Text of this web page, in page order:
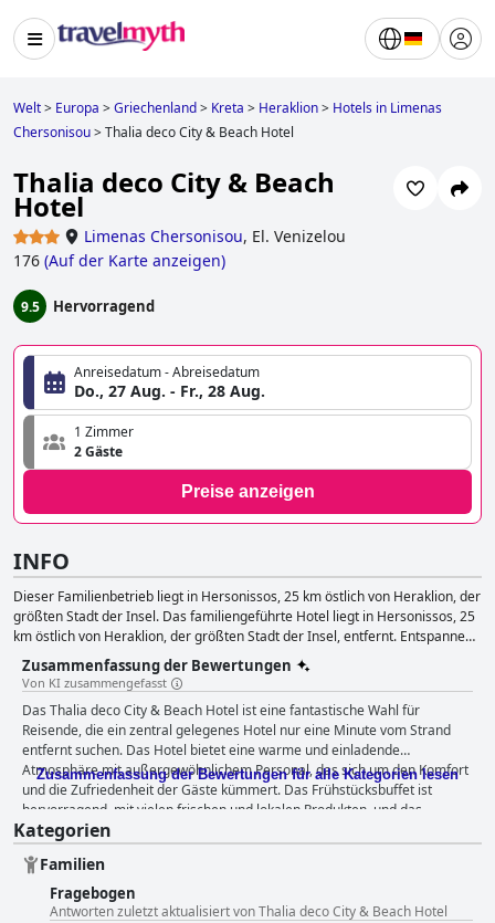
Welt> Europa >Griechenland> Kreta > Heraklion> Hotels in Limenas
Chersonisou>Thalia deco City & Beach Hotel
Thalia deco City & Beach
Hotel
Limenas Chersonisou, El. Venizelou
176 (Auf der Karte anzeigen)
9.5 Hervorragend
Anreisedatum - Abreisedatum
Do., 27 Aug. - Fr., 28 Aug.
1 Zimmer
2 Gäste
Preise anzeigen
INFO
Dieser Familienbetrieb liegt in Hersonissos, 25 km östlich von Heraklion, der
größten Stadt der Insel. Das familiengeführte Hotel liegt in Hersonissos, 25
km östlich von Heraklion, der größten Stadt der Insel, entfernt. Entspannen
Sie sich in den Räumlichkeiten des Hotels, wo Sie ein Spa, ein Außenpool,
ein Restaurant und eine Bar erwarten.
Zusammenfassung der Bewertungen
Von KI zusammengefasst
Das Thalia deco City & Beach Hotel ist eine fantastische Wahl für
Reisende, die ein zentral gelegenes Hotel nur eine Minute vom Strand
entfernt suchen. Das Hotel bietet eine warme und einladende
Atmosphäre mit außergewöhnlichem Personal, das sich um den Komfort
und die Zufriedenheit der Gäste kümmert. Das Frühstücksbuffet ist
hervorragend, mit vielen frischen und lokalen Produkten, und das
Abendessen ist abwechslungsreich und reichhaltig. Das Hotel verfügt
über komfortable, saubere und geräumige Zimmer mit ausgezeichneter
Ausstattung und tadelloser Sauberkeit. Der Fitnessraum und der Pool
sind ebenfalls großartig und bieten viel Platz zum Trainieren und
Entspannen. Familien mit kleinen Kindern werden die familiäre und
Zusammenfassung der Bewertungen für alle Kategorien lesen
Kategorien
Familien
Fragebogen
Antworten zuletzt aktualisiert von Thalia deco City & Beach Hotel